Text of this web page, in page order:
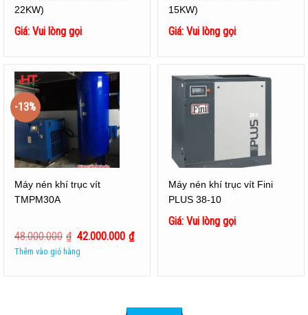
22KW)
Giá: Vui lòng gọi
15KW)
Giá: Vui lòng gọi
-13%
Máy nén khí trục vít
TMPM30A
48.000.000 ₫ 42.000.000 ₫
Thêm vào giỏ hàng
Máy nén khí trục vít Fini
PLUS 38-10
Giá: Vui lòng gọi